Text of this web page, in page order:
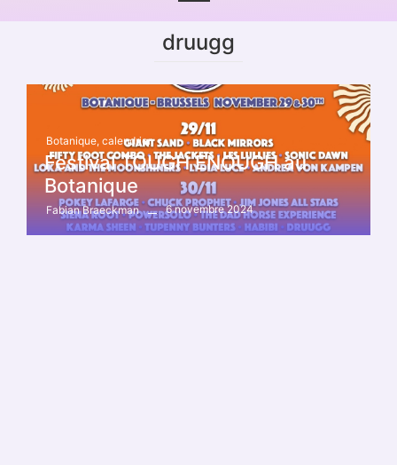
druugg
Botanique, calendrier
Festival TOUGH ENOUGH au
Botanique
Fabian Braeckman 6 novembre 2024